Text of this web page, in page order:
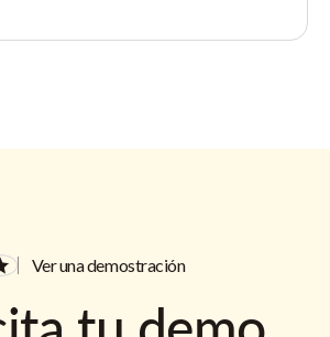
Ver una demostración